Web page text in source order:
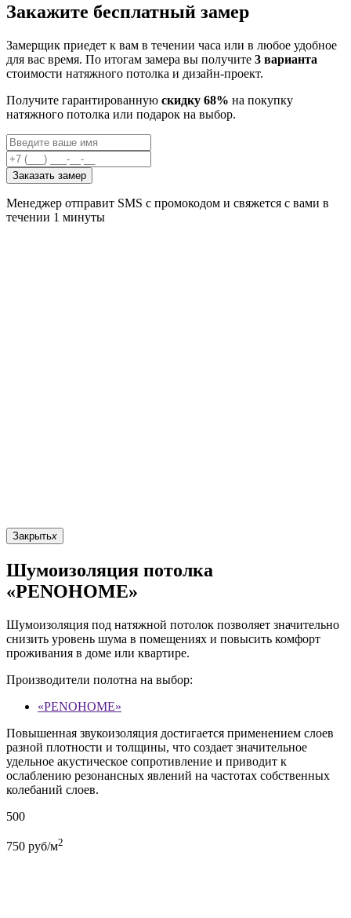
Закажите бесплатный замер
Замерщик приедет к вам в течении часа или в любое удобное
для вас время. По итогам замера вы получите 3 варианта
стоимости натяжного потолка и дизайн-проект.
Получите гарантированную скидку 68% на покупку
натяжного потолка или подарок на выбор.
Заказать замер
Менеджер отправит SMS с промокодом и свяжется с вами в
течении 1 минуты
Закрытьx
Шумоизоляция потолка
«PENOHOME»
Шумоизоляция под натяжной потолок позволяет значительно
снизить уровень шума в помещениях и повысить комфорт
проживания в доме или квартире.
Производители полотна на выбор:
«PENOHOME»
Повышенная звукоизоляция достигается применением слоев
разной плотности и толщины, что создает значительное
удельное акустическое сопротивление и приводит к
ослаблению резонансных явлений на частотах собственных
колебаний слоев.
500
750 руб/м2